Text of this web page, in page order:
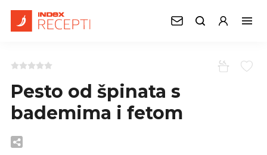
Pesto od špinata s
bademima i fetom